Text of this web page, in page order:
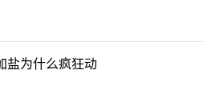
盐为什么疯狂动